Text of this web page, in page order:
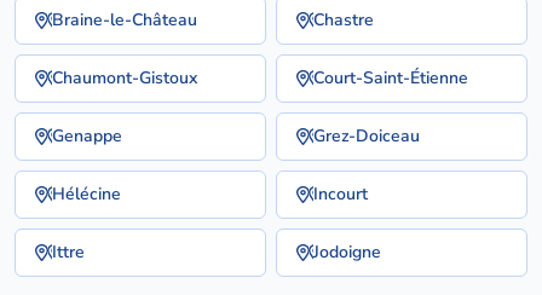
Braine-le-Château Chastre
Chaumont-Gistoux Court-Saint-Étienne
Genappe Grez-Doiceau
Hélécine Incourt
Ittre Jodoigne